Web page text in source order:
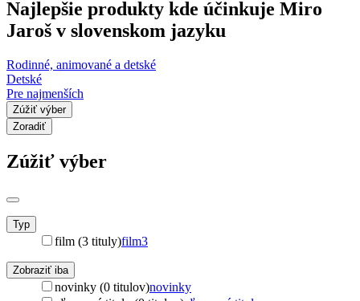
Najlepšie produkty kde účinkuje Miro
Jaroš v slovenskom jazyku
Rodinné, animované a detské
Detské
Pre najmenších
Zúžiť výber
Zoradiť
Zúžiť výber
Typ
film (3 tituly)film3
Zobraziť iba
novinky (0 titulov)novinky